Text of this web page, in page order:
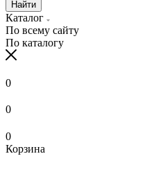
Найти
Каталог
По всему сайту
По каталогу
0
0
0
Корзина